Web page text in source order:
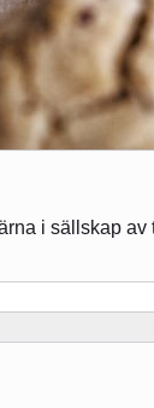
i sällskap av